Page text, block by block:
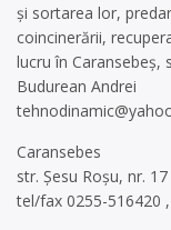
și sortarea lor,
coincinerării,
lucru în Caransebeș,
Budurean Andrei
Caransebes
str. Șesu Roșu, nr. 17
tel/fax 0255-516420 ,